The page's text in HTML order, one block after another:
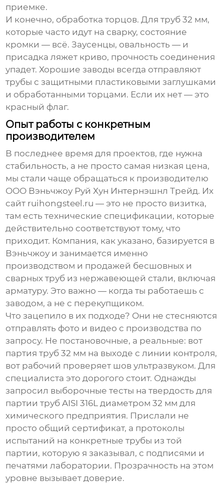
приемке.
И конечно, обработка торцов. Для труб 32 мм,
которые часто идут на сварку, состояние
кромки — всё. Заусенцы, овальность — и
присадка ляжет криво, прочность соединения
упадет. Хорошие заводы всегда отправляют
трубы с защитными пластиковыми заглушками
и обработанными торцами. Если их нет — это
красный флаг.
Опыт работы с конкретным
производителем
В последнее время для проектов, где нужна
стабильность, а не просто самая низкая цена,
мы стали чаще обращаться к производителю
ООО Вэньчжоу Руй Хун Интернэшнл Трейд. Их
сайт ruihongsteel.ru — это не просто визитка,
там есть технические спецификации, которые
действительно соответствуют тому, что
приходит. Компания, как указано, базируется в
Вэньчжоу и занимается именно
производством и продажей бесшовных и
сварных труб из нержавеющей стали, включая
арматуру. Это важно — когда ты работаешь с
заводом, а не с перекупщиком.
Что зацепило в их подходе? Они не стесняются
отправлять фото и видео с производства по
запросу. Не постановочные, а реальные: вот
партия труб 32 мм на выходе с линии контроля,
вот рабочий проверяет шов ультразвуком. Для
специалиста это дорогого стоит. Однажды
запросил выборочные тесты на твердость для
партии труб AISI 316L диаметром 32 мм для
химического предприятия. Прислали не
просто общий сертификат, а протоколы
испытаний на конкретные трубы из той
партии, которую я заказывал, с подписями и
печатями лаборатории. Прозрачность на этом
уровне вызывает доверие.